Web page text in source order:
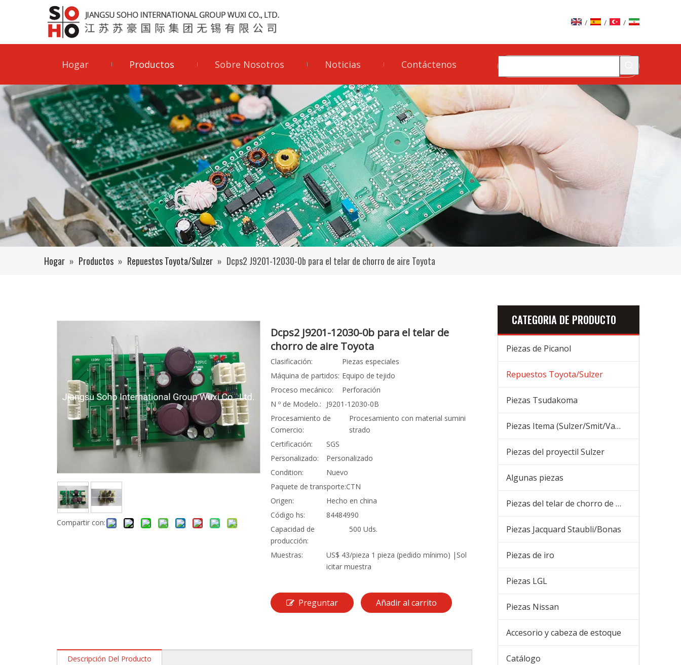
/ / /
Hogar Productos Sobre Nosotros Noticias Contáctenos
Hogar » Productos » Repuestos Toyota/Sulzer » Dcps2 J9201-12030-0b para el telar de chorro de aire Toyota
Compartir con:
Dcps2 J9201-12030-0b para el telar de
chorro de aire Toyota
Clasificación:
Piezas especiales
Máquina de partidos: Equipo de tejido
Proceso mecánico:
Perforación
N º de Modelo.:
J9201-12030-0B
Procesamiento de
Comercio:
Procesamiento con material sumini
strado
Certificación:
SGS
Personalizado:
Personalizado
Condition:
Nuevo
Paquete de transporte:CTN
Origen:
Hecho en china
Código hs:
84484990
Capacidad de
producción:
500 Uds.
Muestras:
US$ 43/pieza 1 pieza (pedido mínimo) |Sol
icitar muestra
Preguntar Añadir al carrito
Descripción Del Producto
CATEGORIA DE PRODUCTO
Piezas de Picanol
Repuestos Toyota/Sulzer
Piezas Tsudakoma
Piezas Itema (Sulzer/Smit/Vamatex) Piezas
Piezas del proyectil Sulzer
Algunas piezas
Piezas del telar de chorro de aire
Piezas Jacquard Staubli/Bonas
Piezas de iro
Piezas LGL
Piezas Nissan
Accesorio y cabeza de estoque
Catálogo